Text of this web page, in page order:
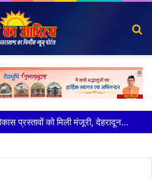
मुख्य सचिव ने अंडरग्राउंड विद्युत लाइन परियोजना का प्रस्ताव तैयार करने के दिये निर्देश